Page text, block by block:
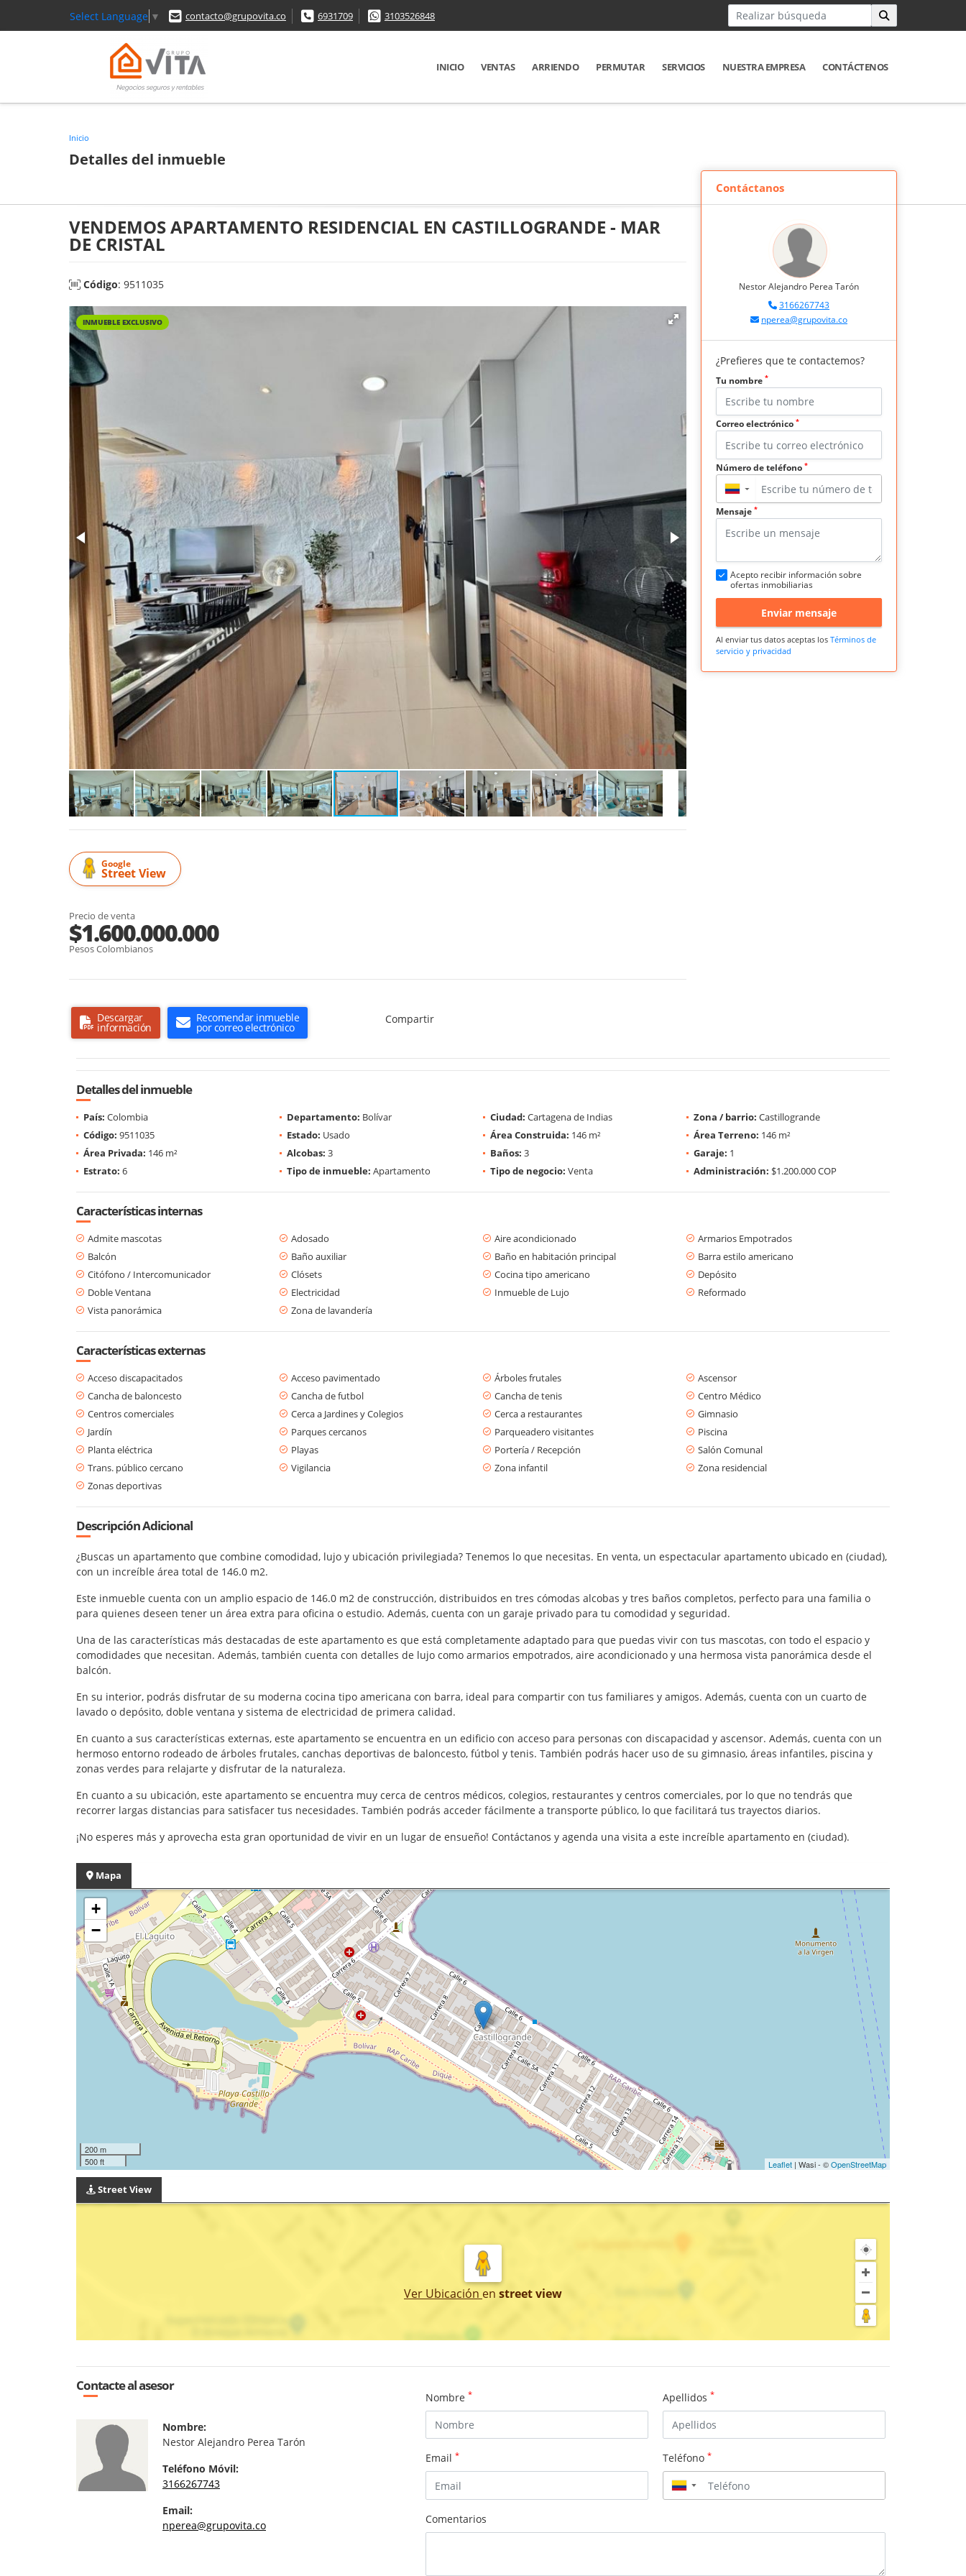
Select Language ▼ contacto@grupovita.co 6931709 3103526848
INICIO VENTAS ARRIENDO PERMUTAR SERVICIOS NUESTRA EMPRESA CONTÁCTENOS
Inicio
Detalles del inmueble
VENDEMOS APARTAMENTO RESIDENCIAL EN CASTILLOGRANDE - MAR
DE CRISTAL
Código: 9511035
INMUEBLE EXCLUSIVO
Google
Street View
Precio de venta
$1.600.000.000
Pesos Colombianos
Descargar
información
Recomendar inmueble
por correo electrónico
Compartir
Contáctanos
Nestor Alejandro Perea Tarón
3166267743
nperea@grupovita.co
¿Prefieres que te contactemos?
Tu nombre *
Correo electrónico *
Número de teléfono *
▼
Mensaje *
Acepto recibir información sobre
ofertas inmobiliarias
Enviar mensaje
Al enviar tus datos aceptas los Términos de
servicio y privacidad
Detalles del inmueble
País: Colombia Departamento: Bolívar Ciudad: Cartagena de Indias Zona / barrio: Castillogrande
Código: 9511035 Estado: Usado Área Construida: 146 m² Área Terreno: 146 m²
Área Privada: 146 m² Alcobas: 3 Baños: 3 Garaje: 1
Estrato: 6 Tipo de inmueble: Apartamento Tipo de negocio: Venta Administración: $1.200.000 COP
Características internas
Admite mascotas Adosado Aire acondicionado
Armarios Empotrados
Balcón
Baño auxiliar Baño en habitación principal
Barra estilo americano
Citófono / Intercomunicador
Clósets Cocina tipo americano
Depósito
Doble Ventana
Electricidad Inmueble de Lujo
Reformado
Vista panorámica
Zona de lavandería
Características externas
Acceso discapacitados Acceso pavimentado Árboles frutales
Ascensor
Cancha de baloncesto
Cancha de futbol Cancha de tenis
Centro Médico
Centros comerciales
Cerca a Jardines y Colegios Cerca a restaurantes
Gimnasio
Jardín
Parques cercanos Parqueadero visitantes
Piscina
Planta eléctrica
Playas Portería / Recepción
Salón Comunal
Trans. público cercano
Vigilancia Zona infantil
Zona residencial
Zonas deportivas
Descripción Adicional
¿Buscas un apartamento que combine comodidad, lujo y ubicación privilegiada? Tenemos lo que necesitas. En venta, un espectacular apartamento ubicado en (ciudad),
con un increíble área total de 146.0 m2.
Este inmueble cuenta con un amplio espacio de 146.0 m2 de construcción, distribuidos en tres cómodas alcobas y tres baños completos, perfecto para una familia o
para quienes deseen tener un área extra para oficina o estudio. Además, cuenta con un garaje privado para tu comodidad y seguridad.
Una de las características más destacadas de este apartamento es que está completamente adaptado para que puedas vivir con tus mascotas, con todo el espacio y
comodidades que necesitan. Además, también cuenta con detalles de lujo como armarios empotrados, aire acondicionado y una hermosa vista panorámica desde el
balcón.
En su interior, podrás disfrutar de su moderna cocina tipo americana con barra, ideal para compartir con tus familiares y amigos. Además, cuenta con un cuarto de
lavado o depósito, doble ventana y sistema de electricidad de primera calidad.
En cuanto a sus características externas, este apartamento se encuentra en un edificio con acceso para personas con discapacidad y ascensor. Además, cuenta con un
hermoso entorno rodeado de árboles frutales, canchas deportivas de baloncesto, fútbol y tenis. También podrás hacer uso de su gimnasio, áreas infantiles, piscina y
zonas verdes para relajarte y disfrutar de la naturaleza.
En cuanto a su ubicación, este apartamento se encuentra muy cerca de centros médicos, colegios, restaurantes y centros comerciales, por lo que no tendrás que
recorrer largas distancias para satisfacer tus necesidades. También podrás acceder fácilmente a transporte público, lo que facilitará tus trayectos diarios.
¡No esperes más y aprovecha esta gran oportunidad de vivir en un lugar de ensueño! Contáctanos y agenda una visita a este increíble apartamento en (ciudad).
Mapa
+
−
200 m
500 ft
Leaflet | Wasi - ©OpenStreetMap
Street View
Ver Ubicación en street view
Contacte al asesor
Nombre:
Nestor Alejandro Perea Tarón
Teléfono Móvil:
3166267743
Email:
nperea@grupovita.co
Nombre * Apellidos *
Email * Teléfono *
▼
Comentarios